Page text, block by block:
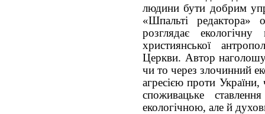
людини бути добрим
«Шпальті
розглядає
християнської
Церкви. Автор
чи то через злочинний
агресією проти
споживацьке
екологічною, але й